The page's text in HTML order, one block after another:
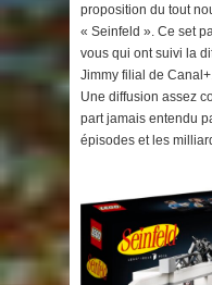
proposition du tout
« Seinfeld ». Ce set
vous qui ont suivi la
Jimmy filial de
Une diffusion assez
part jamais entendu
épisodes et les